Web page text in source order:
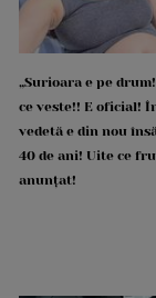
„Surioara e pe
ce veste!! E oficial!
vedetă e din nou
40 de ani! Uite ce
anunțat!